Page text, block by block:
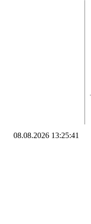
08.08.2026 13:25:41